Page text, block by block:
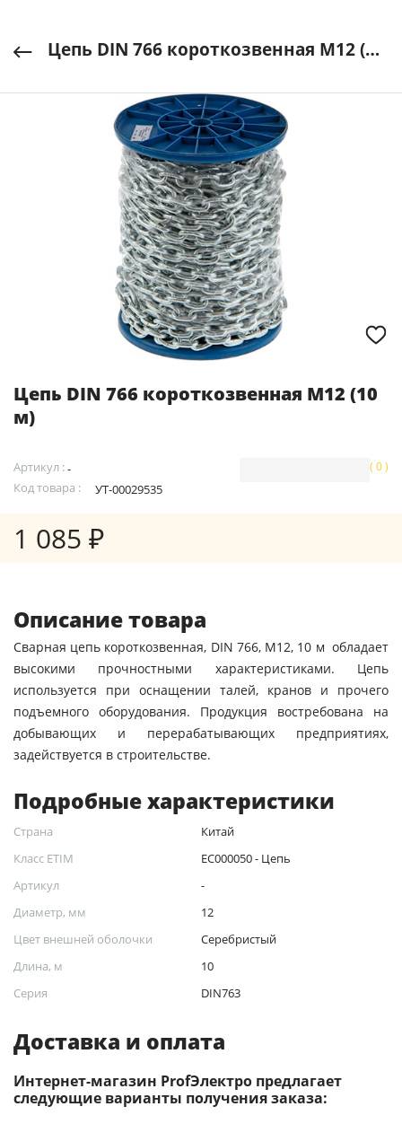
Цепь DIN 766 короткозвенная М12 (10 м)
Цепь DIN 766 короткозвенная М12 (10
м)
Артикул :-
Код товара :
УТ-00029535
( 0 )
1 085 ₽
Описание товара
Сварная цепь короткозвенная, DIN 766, М12, 10 м обладает
высокими прочностными характеристиками. Цепь
используется при оснащении талей, кранов и прочего
подъемного оборудования. Продукция востребована на
добывающих и перерабатывающих предприятиях,
задействуется в строительстве.
Подробные характеристики
Страна
Китай
Класс ETIM
EC000050 - Цепь
Артикул
-
Диаметр, мм
12
Цвет внешней оболочки
Серебристый
Длина, м
10
Серия
DIN763
Доставка и оплата
Интернет-магазин ProfЭлектро предлагает
следующие варианты получения заказа: